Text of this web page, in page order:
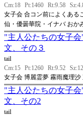
Cm:18 Pt:1460 Rt:9.58
女子会 合コン前によくある
仙・優曇華院・イナバ おか
"主人公たちの女子
文、その３
tail
Cm:15 Pt:1260 Rt:9.52
女子会 博麗霊夢 霧雨魔理
"主人公たちの女子
文、その2
tail